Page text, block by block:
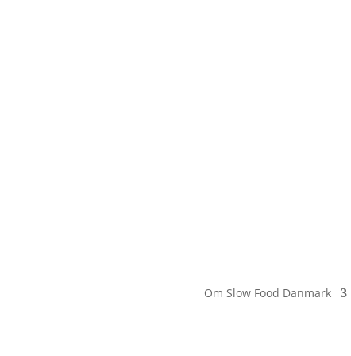
Om Slow Food Danmark